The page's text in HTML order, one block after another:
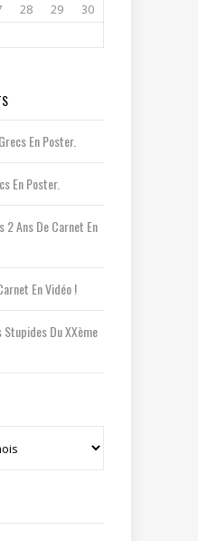
28 29
30
En Poster.
En Poster.
2 Ans De Carnet En
En Vidéo !
Stupides Du XXème